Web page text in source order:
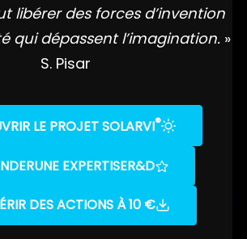
libérer des forces d’invention
qui dépassent l’imagination. »
S. Pisar
LE PROJET SOLARVI®
UNE EXPERTISER&D
DES ACTIONS À 10 €